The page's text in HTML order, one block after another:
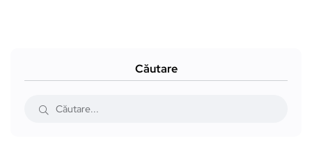
Căutare